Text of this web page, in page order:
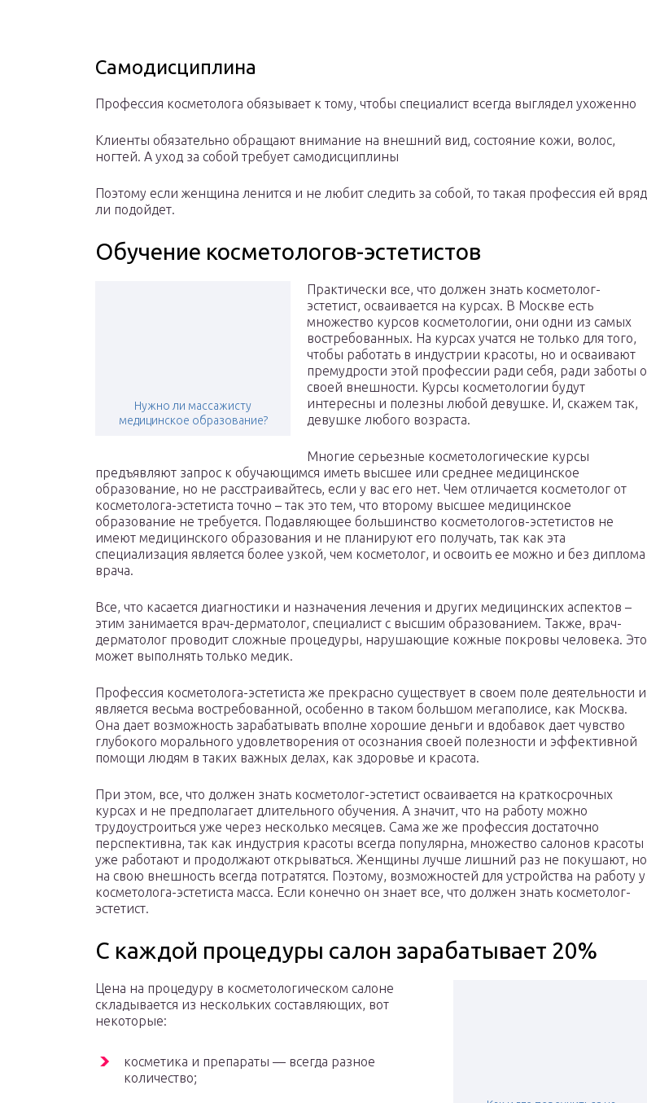
Самодисциплина
Профессия косметолога обязывает к тому, чтобы специалист всегда выглядел ухоженно
Клиенты обязательно обращают внимание на внешний вид, состояние кожи, волос,
ногтей. А уход за собой требует самодисциплины
Поэтому если женщина ленится и не любит следить за собой, то такая профессия ей вряд
ли подойдет.
Обучение косметологов-эстетистов
Нужно ли массажисту
медицинское образование?
Практически все, что должен знать косметолог-
эстетист, осваивается на курсах. В Москве есть
множество курсов косметологии, они одни из самых
востребованных. На курсах учатся не только для того,
чтобы работать в индустрии красоты, но и осваивают
премудрости этой профессии ради себя, ради заботы о
своей внешности. Курсы косметологии будут
интересны и полезны любой девушке. И, скажем так,
девушке любого возраста.
Многие серьезные косметологические курсы
предъявляют запрос к обучающимся иметь высшее или среднее медицинское
образование, но не расстраивайтесь, если у вас его нет. Чем отличается косметолог от
косметолога-эстетиста точно – так это тем, что второму высшее медицинское
образование не требуется. Подавляющее большинство косметологов-эстетистов не
имеют медицинского образования и не планируют его получать, так как эта
специализация является более узкой, чем косметолог, и освоить ее можно и без диплома
врача.
Все, что касается диагностики и назначения лечения и других медицинских аспектов –
этим занимается врач-дерматолог, специалист с высшим образованием. Также, врач-
дерматолог проводит сложные процедуры, нарушающие кожные покровы человека. Это
может выполнять только медик.
Профессия косметолога-эстетиста же прекрасно существует в своем поле деятельности и
является весьма востребованной, особенно в таком большом мегаполисе, как Москва.
Она дает возможность зарабатывать вполне хорошие деньги и вдобавок дает чувство
глубокого морального удовлетворения от осознания своей полезности и эффективной
помощи людям в таких важных делах, как здоровье и красота.
При этом, все, что должен знать косметолог-эстетист осваивается на краткосрочных
курсах и не предполагает длительного обучения. А значит, что на работу можно
трудоустроиться уже через несколько месяцев. Сама же же профессия достаточно
перспективна, так как индустрия красоты всегда популярна, множество салонов красоты
уже работают и продолжают открываться. Женщины лучше лишний раз не покушают, но
на свою внешность всегда потратятся. Поэтому, возможностей для устройства на работу у
косметолога-эстетиста масса. Если конечно он знает все, что должен знать косметолог-
эстетист.
С каждой процедуры салон зарабатывает 20%
Цена на процедуру в косметологическом салоне
складывается из нескольких составляющих, вот
некоторые:
косметика и препараты — всегда разное
количество;